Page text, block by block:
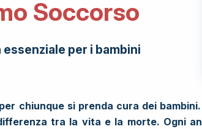
Soccorso
per i bambini
chiunque si prenda cura dei
tra la vita e la morte. Ogni